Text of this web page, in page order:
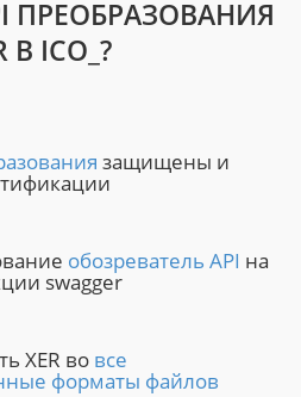
ПРЕОБРАЗОВАНИЯ
В ICO_?
защищены и
обозреватель API на
swagger
XER во все
форматы файлов